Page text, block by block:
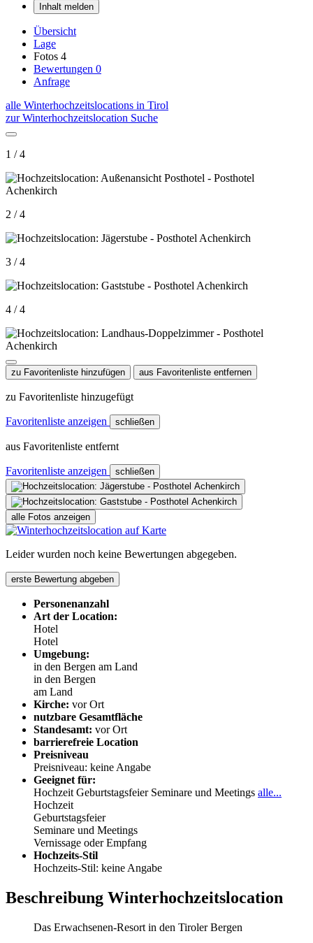
Inhalt melden
Übersicht
Lage
Fotos 4
Bewertungen 0
Anfrage
alle Winterhochzeitslocations in Tirol
zur Winterhochzeitslocation Suche
1 / 4
2 / 4
3 / 4
4 / 4
zu Favoritenliste hinzufügen aus Favoritenliste entfernen
zu Favoritenliste hinzugefügt
Favoritenliste anzeigen schließen
aus Favoritenliste entfernt
Favoritenliste anzeigen schließen
alle Fotos anzeigen
Leider wurden noch keine Bewertungen abgegeben.
erste Bewertung abgeben
Personenanzahl
Art der Location:
Hotel
Hotel
Umgebung:
in den Bergen am Land
in den Bergen
am Land
Kirche: vor Ort
nutzbare Gesamtfläche
Standesamt: vor Ort
barrierefreie Location
Preisniveau
Preisniveau: keine Angabe
Geeignet für:
Hochzeit Geburtstagsfeier Seminare und Meetings alle...
Hochzeit
Geburtstagsfeier
Seminare und Meetings
Vernissage oder Empfang
Hochzeits-Stil
Hochzeits-Stil: keine Angabe
Beschreibung Winterhochzeitslocation
Das Erwachsenen-Resort in den Tiroler Bergen